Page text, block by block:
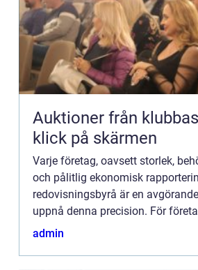
Auktioner från klubbaslag till
klick på skärmen
Varje företag, oavsett storlek,
och pålitlig ekonomisk
redovisningsbyrå är en
uppnå denna precision. För
admin